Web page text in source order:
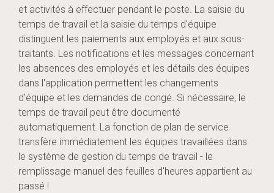
et activités à effectuer pendant le poste. La saisie du
temps de travail et la saisie du temps d'équipe
distinguent les paiements aux employés et aux sous-
traitants. Les notifications et les messages concernant
les absences des employés et les détails des équipes
dans l'application permettent les changements
d'équipe et les demandes de congé. Si nécessaire, le
temps de travail peut être documenté
automatiquement. La fonction de plan de service
transfère immédiatement les équipes travaillées dans
le système de gestion du temps de travail - le
remplissage manuel des feuilles d'heures appartient au
passé !